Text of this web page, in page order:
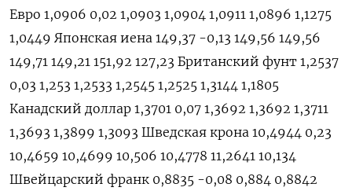
Евро 1,0906 0,02 1,0903 1,0904 1,0911 1,0896 1,1275
1,0449 Японская иена 149,37 -0,13 149,56 149,56
149,71 149,21 151,92 127,23 Британский фунт 1,2537
0,03 1,253 1,2533 1,2545 1,2525 1,3144 1,1805
Канадский доллар 1,3701 0,07 1,3692 1,3692 1,3711
1,3693 1,3899 1,3093 Шведская крона 10,4944 0,23
10,4659 10,4699 10,506 10,4778 11,2641 10,134
Швейцарский франк 0,8835 -0,08 0,884 0,8842